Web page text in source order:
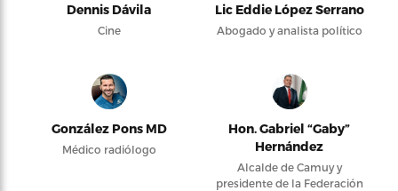
Dennis Dávila
Cine
Lic Eddie López Serrano
Abogado y analista político
González Pons MD
Médico radiólogo
Hon. Gabriel “Gaby”
Hernández
Alcalde de Camuy y
presidente de la Federación